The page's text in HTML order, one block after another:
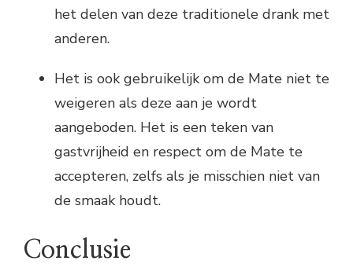
het delen van deze traditionele drank met
anderen.
Het is ook gebruikelijk om de Mate niet te
weigeren als deze aan je wordt
aangeboden. Het is een teken van
gastvrijheid en respect om de Mate te
accepteren, zelfs als je misschien niet van
de smaak houdt.
Conclusie